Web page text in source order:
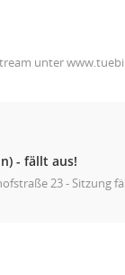
unter
- fällt aus!
23 - Sitzung